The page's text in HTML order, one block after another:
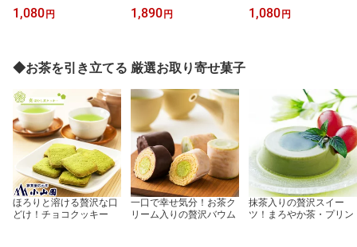
ーバッグ 3g 10個 チャッ
ク付袋入【包装不可】
1,080円
袋入
1,890円
50gチャック付袋入【包
装不可】【のし紙対応不
1,080円
◆お茶を引き立てる 厳選お取り寄せ菓子
ほろりと溶ける贅沢な口
どけ！チョコクッキー
一口で幸せ気分！お茶ク
リーム入りの贅沢バウム
抹茶入りの贅沢スイー
ツ！まろやか茶・プリン